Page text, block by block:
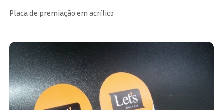
Placa de premiação em acrílico